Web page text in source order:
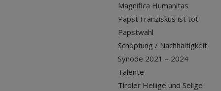
Magnifica Humanitas
Papst Franziskus ist tot
Papstwahl
Schöpfung / Nachhaltigkeit
Synode 2021 – 2024
Talente
Tiroler Heilige und Selige